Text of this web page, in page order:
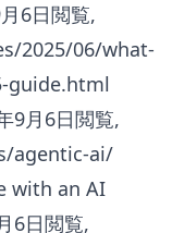
6日閲覧,
2025/06/what-
guide.html
9月6日閲覧,
agentic-ai/
with an AI
6日閲覧,